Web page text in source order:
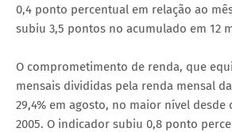
0,4 ponto percentual em relação ao
subiu 3,5 pontos no acumulado em 12
O comprometimento de renda, que
mensais divididas pela renda mensal
29,4% em agosto, no maior nível desde
2005. O indicador subiu 0,8 ponto